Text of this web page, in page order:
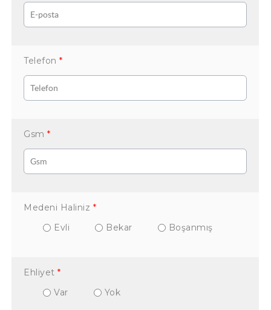
Telefon*
Gsm*
Medeni Haliniz *
Evli
Bekar Boşanmış
Ehliyet*
Var
Yok